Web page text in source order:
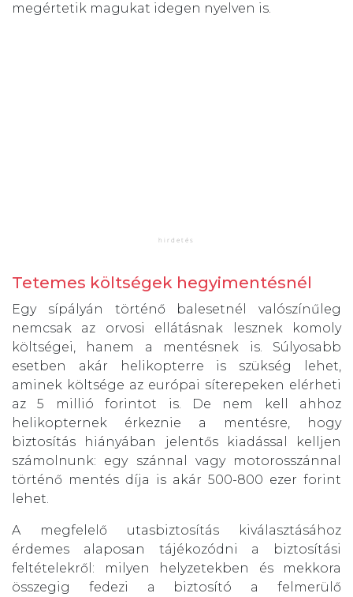
megértetik magukat idegen nyelven is.
Tetemes költségek hegyimentésnél
Egy sípályán történő balesetnél valószínűleg
nemcsak az orvosi ellátásnak lesznek komoly
költségei, hanem a mentésnek is. Súlyosabb
esetben akár helikopterre is szükség lehet,
aminek költsége az európai síterepeken elérheti
az 5 millió forintot is. De nem kell ahhoz
helikopternek érkeznie a mentésre, hogy
biztosítás hiányában jelentős kiadással kelljen
számolnunk: egy szánnal vagy motorosszánnal
történő mentés díja is akár 500-800 ezer forint
lehet.
A megfelelő utasbiztosítás kiválasztásához
érdemes alaposan tájékozódni a biztosítási
feltételekről: milyen helyzetekben és mekkora
összegig fedezi a biztosító a felmerülő